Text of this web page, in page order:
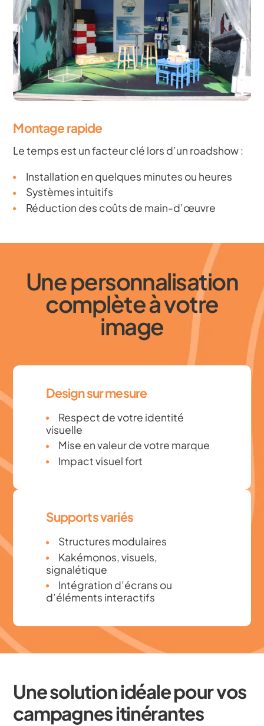
Montage rapide
Le temps est un facteur clé lors d’un roadshow :
Installation en quelques minutes ou heures
Systèmes intuitifs
Réduction des coûts de main-d’œuvre
Une personnalisation
complète à votre
image
Design sur mesure
Respect de votre identité
visuelle
Mise en valeur de votre marque
Impact visuel fort
Supports variés
Structures modulaires
Kakémonos, visuels,
signalétique
Intégration d’écrans ou
d’éléments interactifs
Une solution idéale pour vos
campagnes itinérantes